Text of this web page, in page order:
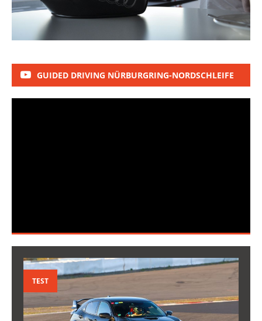
GUIDED DRIVING NÜRBURGRING-NORDSCHLEIFE
TEST